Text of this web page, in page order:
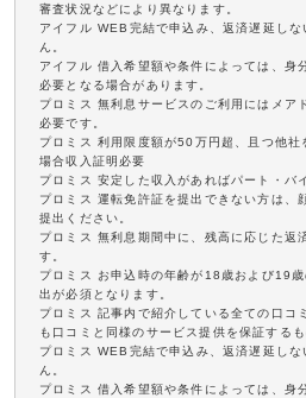
審査状況などにより異なります。
アイフル WEB完結で申込み、返済遅延し
ん。
アイフル 借入希望額や条件によっては、身
必要となる場合があります。
プロミス 無利息サービスのご利用にはメア
必要です。
プロミス 利用限度額が50万円超、且つ他
場合収入証明必要
プロミス 安定した収入があればパート・バ
プロミス 運転免許証を提出できない方は、
提出ください。
プロミス 無利息期間中に、残高に応じた返
す。
プロミス お申込時の年齢が18歳および19
出が必須となります。
プロミス 記事内で紹介している全ての口コ
も口コミと同様のサービス提供を保証する
プロミス WEB完結で申込み、返済遅延し
ん。
プロミス 借入希望額や条件によっては、身